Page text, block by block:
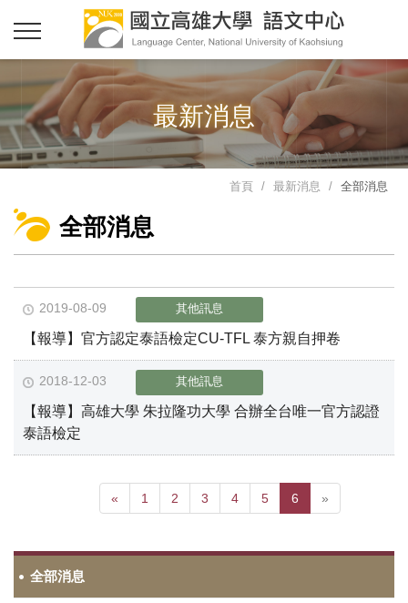
最新消息
首頁 最新消息 全部消息
全部消息
2019-08-09 其他訊息
【報導】官方認定泰語檢定CU-TFL 泰方親自押卷
2018-12-03 其他訊息
【報導】高雄大學 朱拉隆功大學 合辦全台唯一官方認證
泰語檢定
« 1 2 3 4 5 6 »
全部消息